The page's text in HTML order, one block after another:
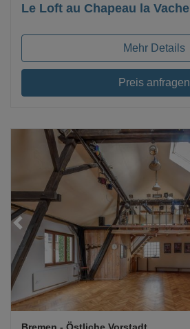
Le Loft au Chapeau la Vache
Mehr Details
Preis anfragen
Loading...